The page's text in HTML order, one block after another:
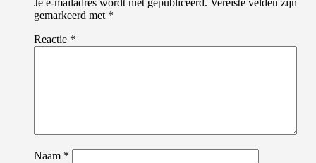
Je e-mailadres wordt niet gepubliceerd. Vereiste velden zijn
gemarkeerd met *
Reactie *
Naam *